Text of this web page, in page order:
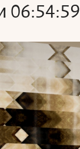
06:54:59